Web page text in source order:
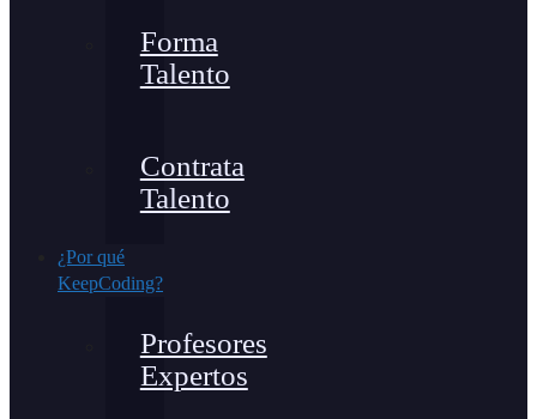
Forma
Talento
Contrata
Talento
¿Por qué
KeepCoding?
Profesores
Expertos